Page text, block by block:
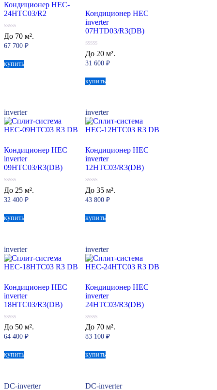
Кондиционер HEC-
24HTC03/R2
0
из
5
До 70 м².
67 700 ₽
купить
Кондиционер HEC
inverter
07HTD03/R3(DB)
0
из
5
До 20 м².
31 600₽
купить
inverter
Кондиционер HEC
inverter
09HTC03/R3(DB)
0
из
5
До 25 м².
32 400 ₽
купить
inverter
Кондиционер HEC
inverter
12HTC03/R3(DB)
0
из
5
До 35 м².
43 800₽
купить
inverter
Кондиционер HEC
inverter
18HTC03/R3(DB)
0
из
5
До 50 м².
64 400 ₽
купить
inverter
Кондиционер HEC
inverter
24HTC03/R3(DB)
0
из
5
До 70 м².
83 100₽
купить
DC-inverter DC-inverter